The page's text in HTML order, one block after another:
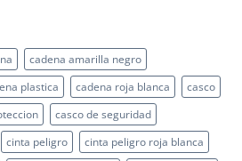
cadena amarilla negro
plastica cadena roja blanca
casco
casco de seguridad
cinta peligro
cinta peligro roja blanca